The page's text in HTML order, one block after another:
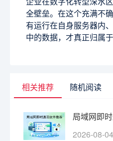
全壁垒。在这个充满不
有运行在自身服务器内
中的数据，才真正归属于
相关推荐 随机阅读
局域网即
2026-08-04